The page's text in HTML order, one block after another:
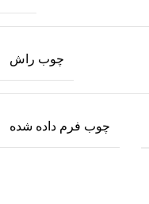
چوب راش
چوب فرم داده شده